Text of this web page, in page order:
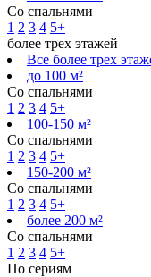
Со спальнями
1 2 3 4 5+
более трех этажей
Все более трех
до 100 м²
Со спальнями
1 2 3 4 5+
100-150 м²
Со спальнями
1 2 3 4 5+
150-200 м²
Со спальнями
1 2 3 4 5+
более 200 м²
Со спальнями
1 2 3 4 5+
По сериям